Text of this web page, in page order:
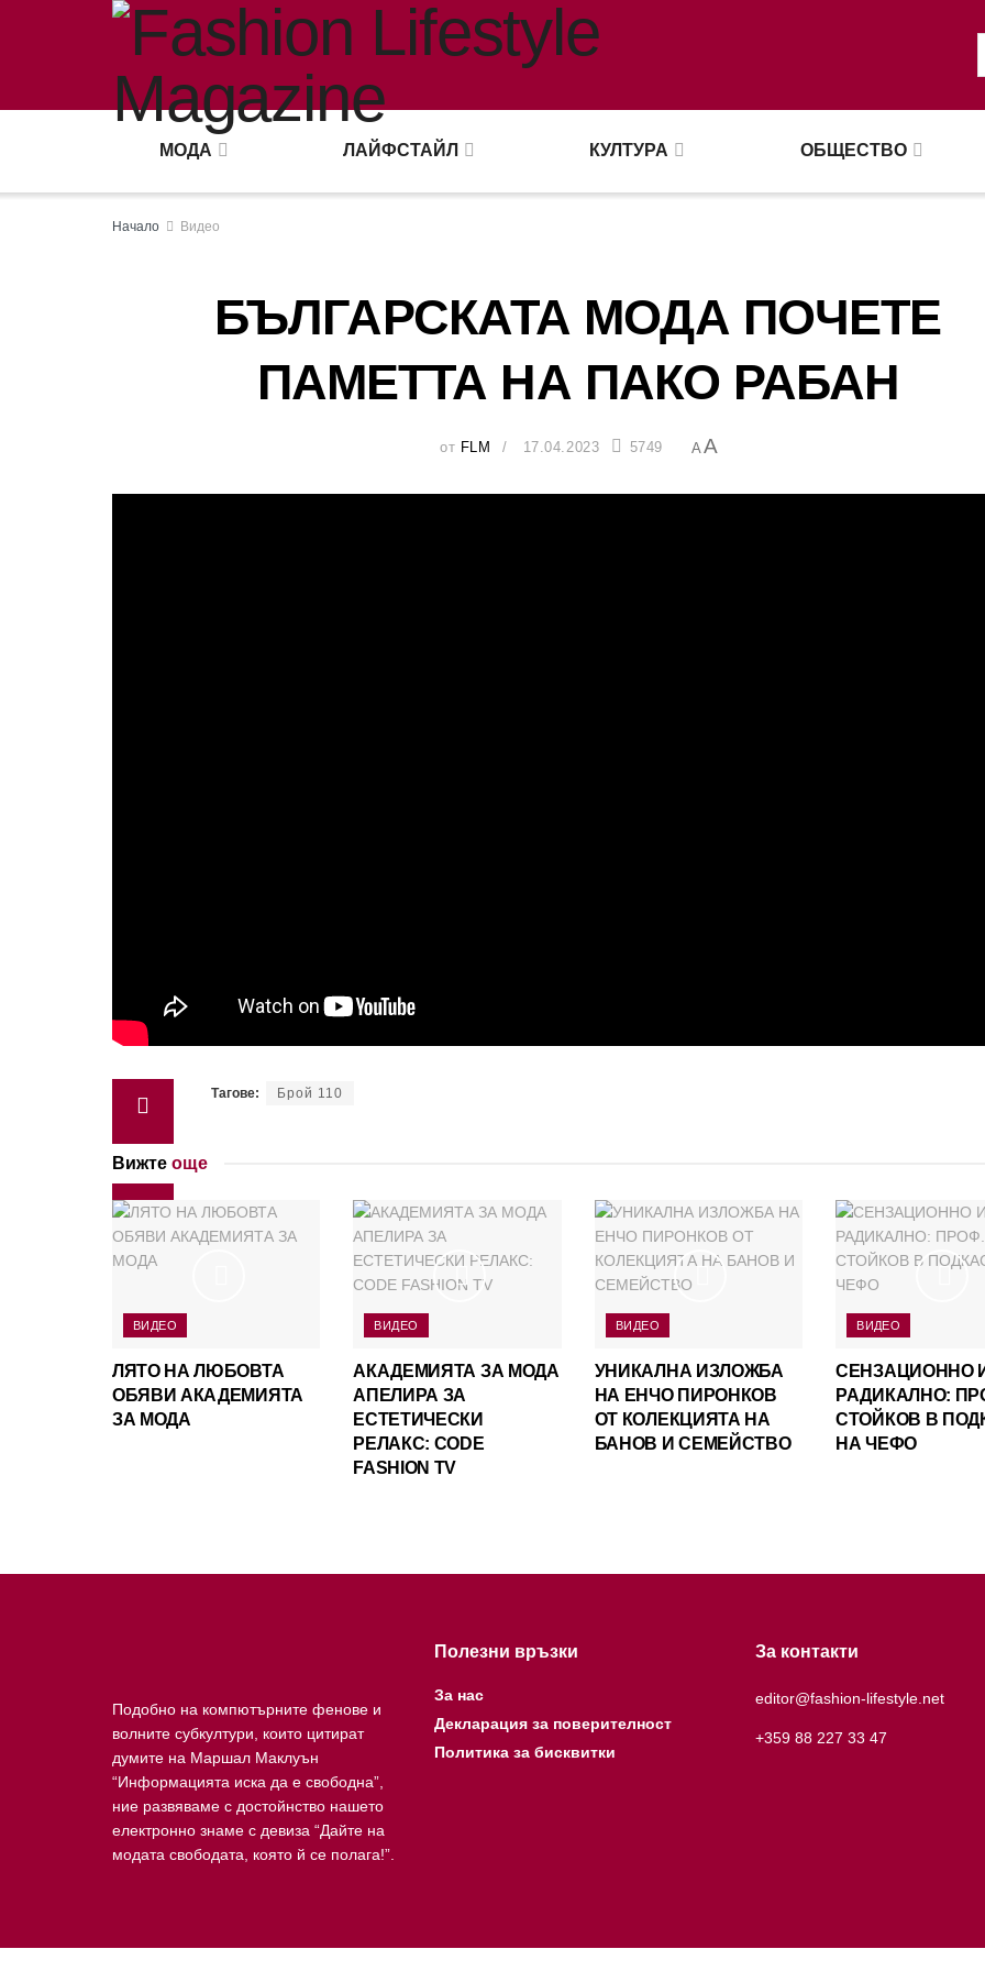
МОДА ЛАЙФСТАЙЛ КУЛТУРА ОБЩЕСТВО
Начало Видео
БЪЛГАРСКАТА МОДА ПОЧЕТЕ
ПАМЕТТА НА ПАКО РАБАН
от FLM 17.04.2023 5749 AA
Тагове: Брой 110
Вижте още
ВИДЕО
ЛЯТО НА ЛЮБОВТА
ОБЯВИ АКАДЕМИЯТА
ЗА МОДА
ВИДЕО
АКАДЕМИЯТА ЗА МОДА
АПЕЛИРА ЗА
ЕСТЕТИЧЕСКИ
РЕЛАКС: CODE
FASHION TV
ВИДЕО
УНИКАЛНА ИЗЛОЖБА
НА ЕНЧО ПИРОНКОВ
ОТ КОЛЕКЦИЯТА НА
БАНОВ И СЕМЕЙСТВО
ВИДЕО
СЕНЗАЦИОННО
РАДИКАЛНО:
СТОЙКОВ В
НА ЧЕФО
Подобно на компютърните фенове и
волните субкултури, които цитират
думите на Маршал Маклуън
“Информацията иска да е свободна”,
ние развяваме с достойнство нашето
електронно знаме с девиза “Дайте на
модата свободата, която й се полага!”.
Полезни връзки
За нас
Декларация за поверителност
Политика за бисквитки
За контакти
editor@fashion-lifestyle.net
+359 88 227 33 47